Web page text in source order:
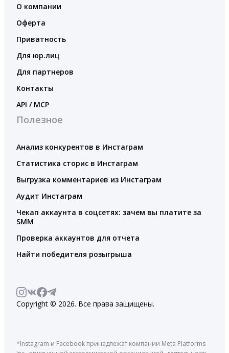
О компании
Оферта
Приватность
Для юр.лиц
Для партнеров
Контакты
API / MCP
Полезное
Анализ конкурентов в Инстаграм
Статистика сторис в Инстаграм
Выгрузка комментариев из Инстаграм
Аудит Инстаграм
Чекап аккаунта в соцсетях: зачем вы платите за
SMM
Проверка аккаунтов для отчета
Найти победителя розыгрыша
Copyright © 2026. Все права защищены.
*Instagram и Facebook принадлежат компании Meta Platforms